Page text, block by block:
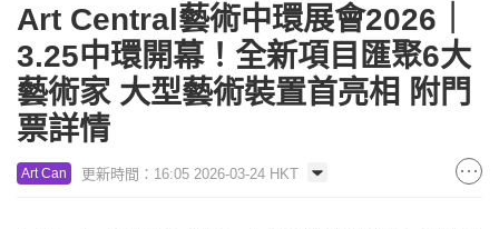
Art Central藝術中環展會2026｜
3.25中環開幕！全新項目匯聚6大
藝術家 大型藝術裝置首亮相 附門
票詳情
Art Can 更新時間：16:05 2026-03-24 HKT